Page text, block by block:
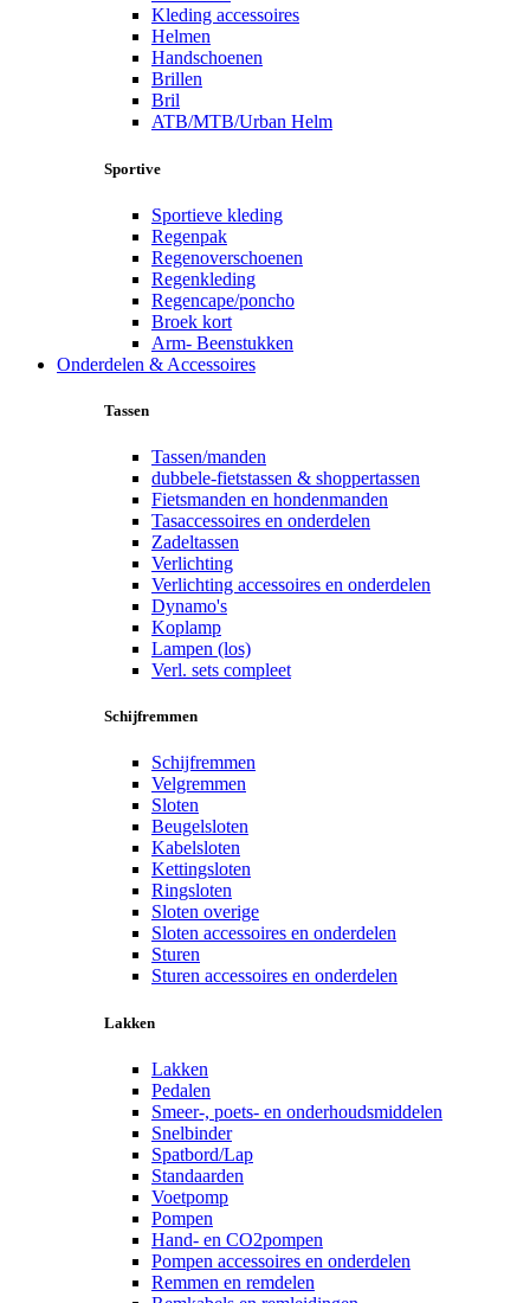
Kleding accessoires
Helmen
Handschoenen
Brillen
Bril
ATB/MTB/Urban Helm
Sportive
Sportieve kleding
Regenpak
Regenoverschoenen
Regenkleding
Regencape/poncho
Broek kort
Arm- Beenstukken
Onderdelen & Accessoires
Tassen
Tassen/manden
dubbele-fietstassen & shoppertassen
Fietsmanden en hondenmanden
Tasaccessoires en onderdelen
Zadeltassen
Verlichting
Verlichting accessoires en onderdelen
Dynamo's
Koplamp
Lampen (los)
Verl. sets compleet
Schijfremmen
Schijfremmen
Velgremmen
Sloten
Beugelsloten
Kabelsloten
Kettingsloten
Ringsloten
Sloten overige
Sloten accessoires en onderdelen
Sturen
Sturen accessoires en onderdelen
Lakken
Lakken
Pedalen
Smeer-, poets- en onderhoudsmiddelen
Snelbinder
Spatbord/Lap
Standaarden
Voetpomp
Pompen
Hand- en CO2pompen
Pompen accessoires en onderdelen
Remmen en remdelen